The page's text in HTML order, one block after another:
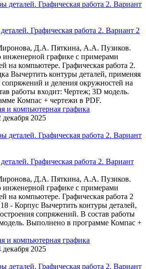
Графическая работа 2. Вариант 2
Д.А. Пяткина, А.А. Пузиков.
инженерной графике с примерами
на компьютере. Графическая работа 2.
Вычертить контуры деталей, применяя
сопряжений и деления окружностей на
работы входит: Чертеж; 3D модель.
Компас + чертежи в PDF.
и компьютерная графика
декабря 2025
Графическая работа 2. Вариант
Д.А. Пяткина, А.А. Пузиков.
инженерной графике с примерами
на компьютере. Графическая работа 2
- Корпус Вычертить контуры деталей,
сопряжений. В состав работы
Выполнено в программе Компас +
и компьютерная графика
декабря 2025